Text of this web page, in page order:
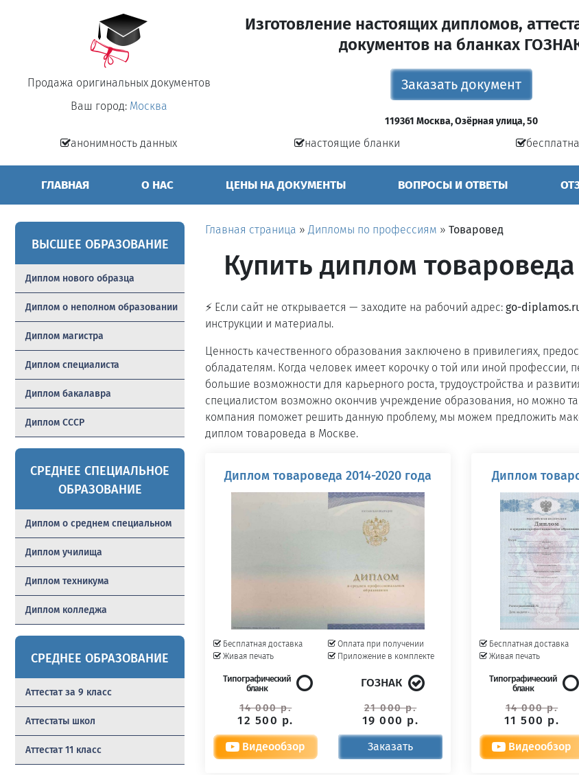
Продажа оригинальных документов
Ваш город: Москва
анонимность данных
Изготовление настоящих дипломов,
документов на бланках
Заказать документ
119361 Москва, Озёрная улица, 50
настоящие бланки
ГЛАВНАЯ О НАС ЦЕНЫ НА ДОКУМЕНТЫ ВОПРОСЫ И ОТВЕТЫ
ВЫСШЕЕ ОБРАЗОВАНИЕ
Диплом нового образца
Диплом о неполном образовании
Диплом магистра
Диплом специалиста
Диплом бакалавра
Диплом СССР
СРЕДНЕЕ СПЕЦИАЛЬНОЕ
ОБРАЗОВАНИЕ
Диплом о среднем специальном
Диплом училища
Диплом техникума
Диплом колледжа
СРЕДНЕЕ ОБРАЗОВАНИЕ
Аттестат за 9 класс
Аттестаты школ
Аттестат 11 класс
Главная страница »Дипломы по профессиям »Товаровед
Купить диплом
⚡ Если сайт не открывается — заходите на рабочий адрес:go-
инструкции и материалы.
Ценность качественного образования заключено в привилегиях,
обладателям. Когда человек имеет корочку о той или иной профессии,
большие возможности для карьерного роста, трудоустройства и
специалистом возможно окончив учреждение образования, но можно
компания поможет решить данную проблему, мы можем предложить
диплом товароведа в Москве.
Диплом товароведа 2014-2020 года
Бесплатная доставка
Живая печать
Оплата при получении
Приложение в комплекте
Типографический
бланк
14 000 р.
12 500 р.
ГОЗНАК
21 000 р.
19 000 р.
Видеообзор Заказать
Диплом
Бесплатная доставка
Живая печать
Типографический
бланк
14 000 р.
11 500 р.
Видеообзор